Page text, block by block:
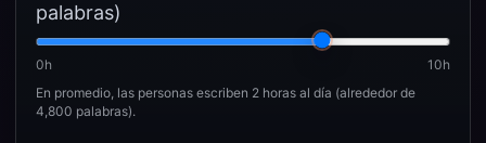
palabras)
0h
10h
En promedio, las personas escriben 2 horas al día (alrededor de
4,800 palabras).